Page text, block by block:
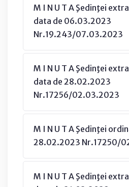
M I N U T A Şedinţei
data de 06.03.2023
Nr.19.243/07.03.2023
M I N U T A Şedinţei
data de 28.02.2023
Nr.17256/02.03.2023
M I N U T A Şedinţei
28.02.2023 Nr.17250/
M I N U T A Şedinţei